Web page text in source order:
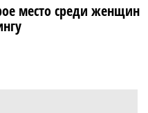
место среди женщин